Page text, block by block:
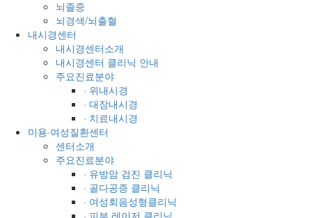
뇌졸중
뇌경색/뇌출혈
내시경센터
내시경센터소개
내시경센터 클리닉 안내
주요진료분야
· 위내시경
· 대장내시경
· 치료내시경
미용·여성질환센터
센터소개
주요진료분야
· 유방암 검진 클리닉
· 골다공증 클리닉
· 여성회음성형클리닉